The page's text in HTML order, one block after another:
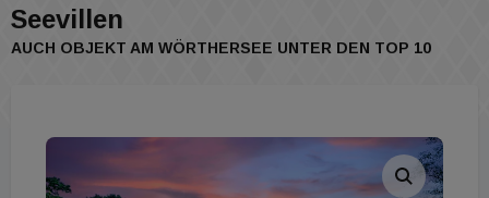
Seevillen
AUCH OBJEKT AM WÖRTHERSEE UNTER DEN TOP 10